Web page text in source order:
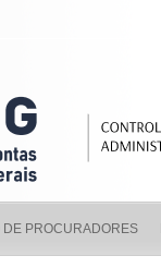
DE PROCURADORES